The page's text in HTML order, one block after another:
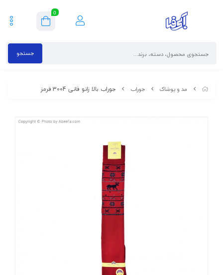
0
جستجو
مد و پوشاک جوراب جوراب بالا زانو فانی 3004 قرمز